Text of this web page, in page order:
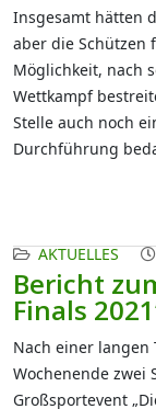
Insgesamt hätten
aber die Schützen
Möglichkeit, nach
Wettkampf
Stelle auch noch
Durchführung
AKTUELLES
Bericht
Finals
Nach einer langen
Wochenende zwei
Großsportevent